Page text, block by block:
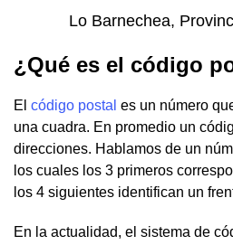
Lo Barnechea,
¿Qué es el código
El código postal es un número
una cuadra. En promedio un
direcciones. Hablamos de un
los cuales los 3 primeros
los 4 siguientes identifican un
En la actualidad, el sistema de